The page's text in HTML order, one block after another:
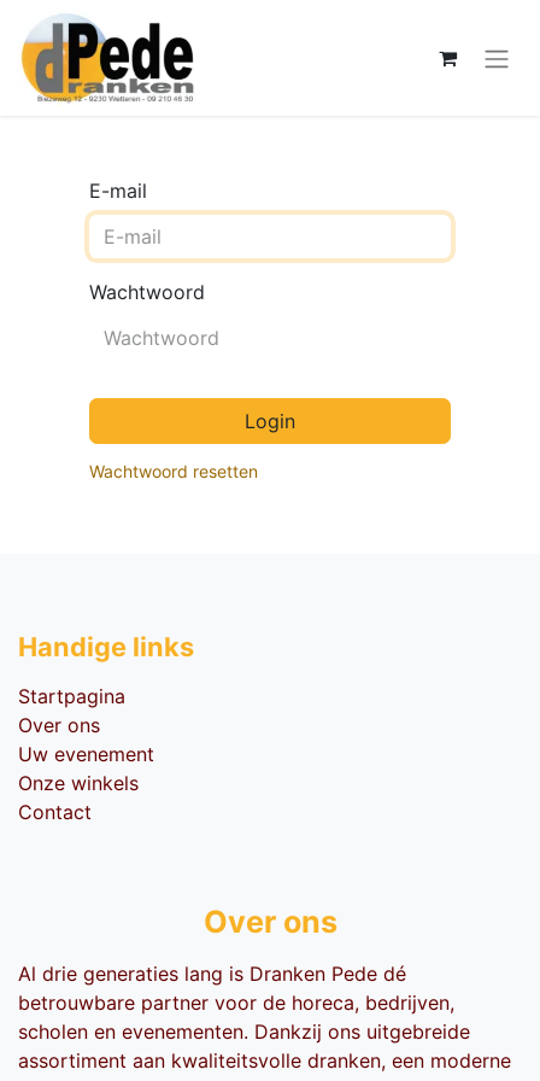
E-mail
Wachtwoord
Login
Wachtwoord resetten
Handige li​nks
Startpagina
Over ons
Uw evenement
Onze winkels
Contact
Over ons
Al drie generaties lang is Dranken Pede dé
betrouwbare partner voor de horeca, bedrijven,
scholen en evenementen. Dankzij ons uitgebreide
assortiment aan kwaliteitsvolle dranken, een moderne